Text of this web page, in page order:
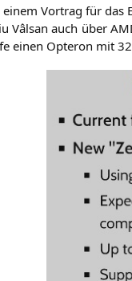
einem Vor­trag für das
Vâl­san auch über
einen Opte­ron mit